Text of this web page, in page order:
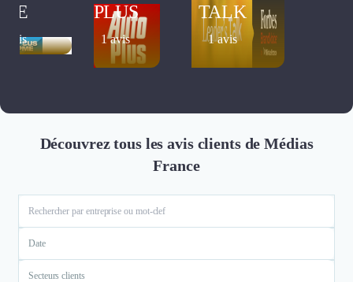
avis
PLUS
1 avis
TALK
1 avis
Découvrez tous les avis clients de Médias
France
Date
Secteurs clients